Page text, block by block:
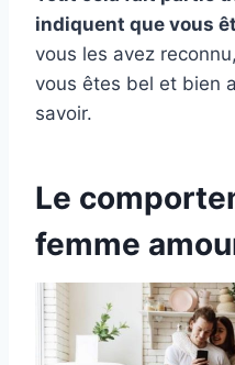
indiquent que vous
vous les avez
vous êtes bel et bien
savoir.
Le
femme